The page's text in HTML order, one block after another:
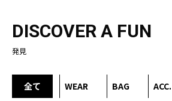
DISCOVER A FUN
発見
全て WEAR BAG ACC.